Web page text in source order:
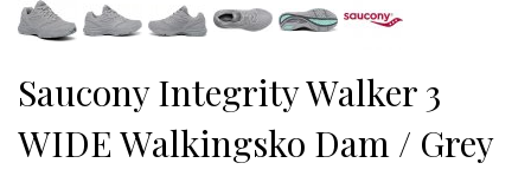
Saucony Integrity Walker 3
WIDE Walkingsko Dam / Grey